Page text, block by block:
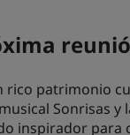
rico patrimonio
Sonrisas
inspirador para